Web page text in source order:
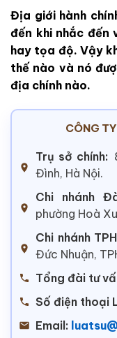
Địa giới hành
đến khi nhắc đến
hay tọa độ. Vậy
thế nào và nó
địa chính nào.
CÔNG
Trụ sở chính:
Đình, Hà Nội.
Chi nhánh
phường Hoà
Chi nhánh
Đức Nhuận,
Tổng đài tư
Số điện thoại
Email: